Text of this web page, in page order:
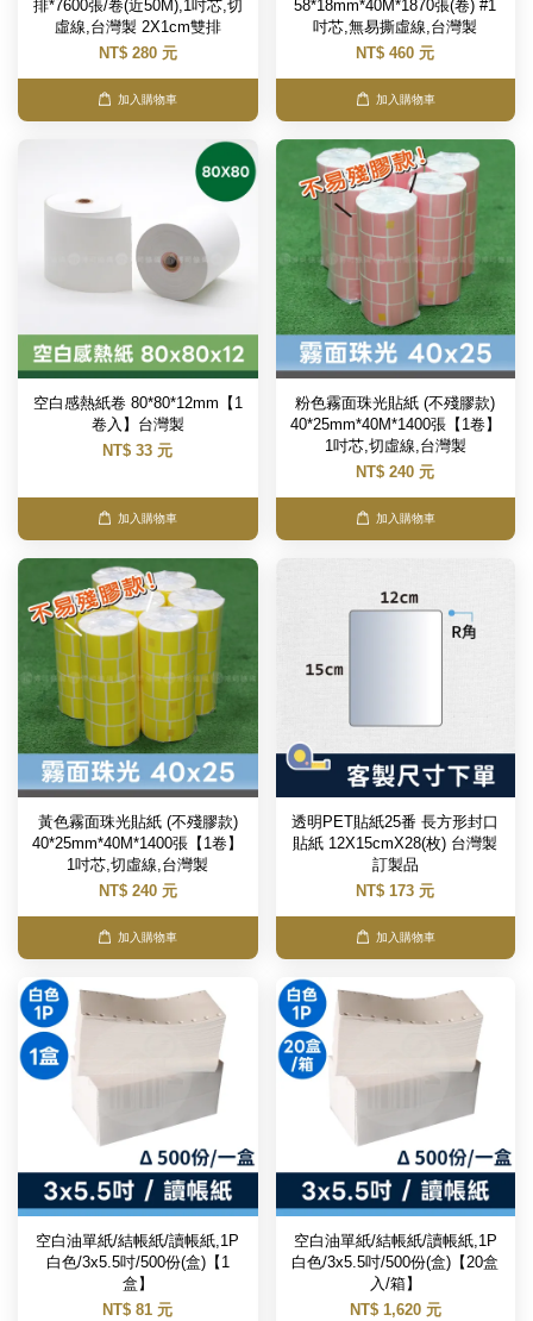
排*7600張/卷(近50M),1吋芯,切
虛線,台灣製 2X1cm雙排
NT$ 280 元
加入購物車
58*18mm*40M*1870張(卷) #1
吋芯,無易撕虛線,台灣製
NT$ 460 元
加入購物車
空白感熱紙卷 80*80*12mm【1
卷入】台灣製
NT$ 33 元
加入購物車
粉色霧面珠光貼紙 (不殘膠款)
40*25mm*40M*1400張【1卷】
1吋芯,切虛線,台灣製
NT$ 240 元
加入購物車
黃色霧面珠光貼紙 (不殘膠款)
40*25mm*40M*1400張【1卷】
1吋芯,切虛線,台灣製
NT$ 240 元
加入購物車
透明PET貼紙25番 長方形封口
貼紙 12X15cmX28(枚) 台灣製
訂製品
NT$ 173 元
加入購物車
空白油單紙/結帳紙/讀帳紙,1P
白色/3x5.5吋/500份(盒)【1
盒】
NT$ 81 元
空白油單紙/結帳紙/讀帳紙,1P
白色/3x5.5吋/500份(盒)【20盒
入/箱】
NT$ 1,620 元